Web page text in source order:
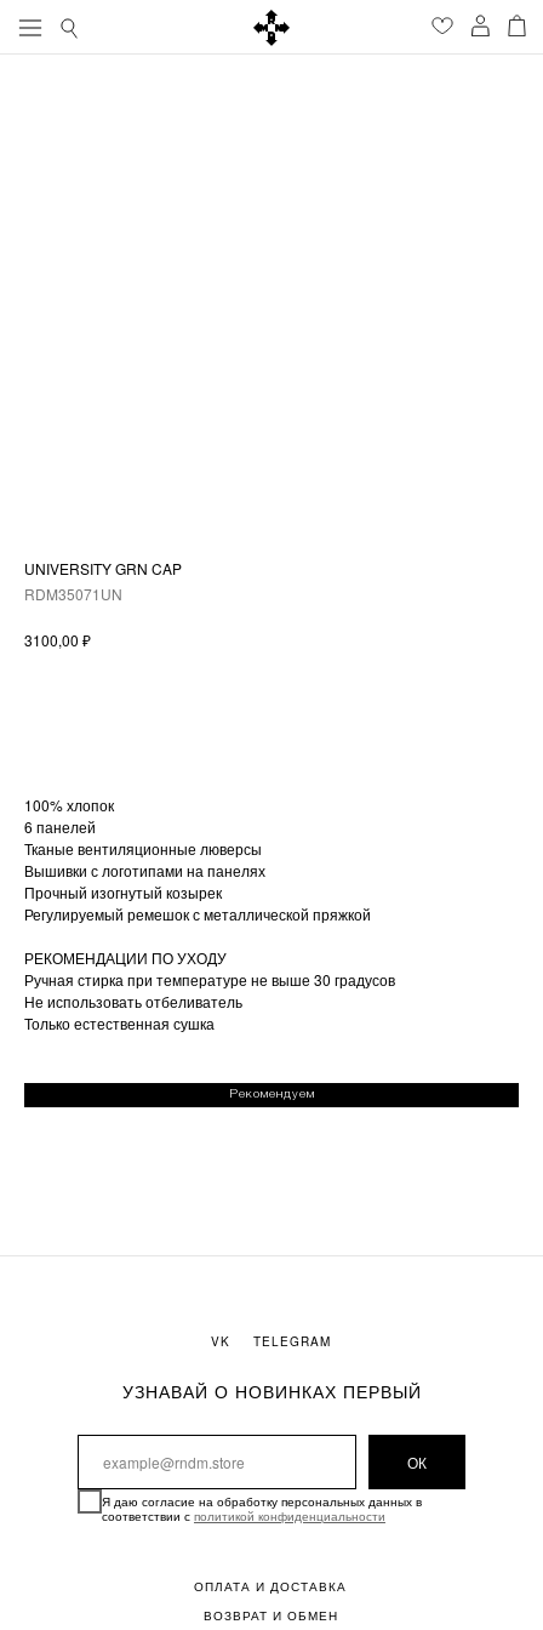
UNIVERSITY GRN CAP
RDM35071UN
3100,00 ₽
100% хлопок
6 панелей
Тканые вентиляционные люверсы
Вышивки с логотипами на панелях
Прочный изогнутый козырек
Регулируемый ремешок с металлической пряжкой
РЕКОМЕНДАЦИИ ПО УХОДУ
Ручная стирка при температуре не выше 30 градусов
Не использовать отбеливатель
Только естественная сушка
Рекомендуем
Я даю согласие на обработку персональных данных в
соответствии с политикой конфиденциальности
ОК
УЗНАВАЙ О НОВИНКАХ ПЕРВЫЙ
VK TELEGRAM
ОПЛАТА И ДОСТАВКА
ВОЗВРАТ И ОБМЕН